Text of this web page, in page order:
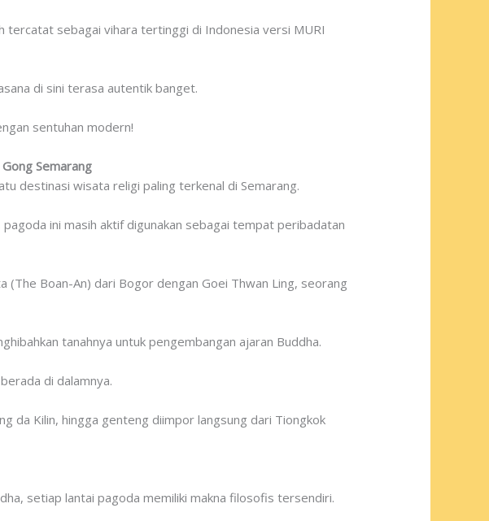
tercatat sebagai vihara tertinggi di Indonesia versi MURI
di sini terasa autentik banget.
sentuhan modern!
Semarang
destinasi wisata religi paling terkenal di Semarang.
ini masih aktif digunakan sebagai tempat peribadatan
(The Boan-An) dari Bogor dengan Goei Thwan Ling, seorang
tanahnya untuk pengembangan ajaran Buddha.
di dalamnya.
da Kilin, hingga genteng diimpor langsung dari Tiongkok
setiap lantai pagoda memiliki makna filosofis tersendiri.